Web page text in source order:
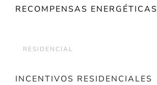
RECOMPENSAS ENERGÉTICAS
RESIDENCIAL
INCENTIVOS RESIDENCIALES